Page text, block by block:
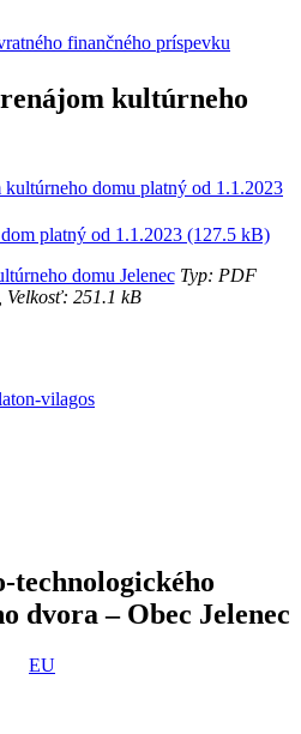
kultúrneho
platný od 1.1.2023 (127.5 kB)
domu JelenecTyp: PDF
Velkosť: 251.1 kB
technologického
dvora – Obec Jelenec